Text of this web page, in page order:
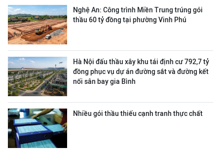
Nghệ An: Công trình Miền Trung trúng gói
thầu 60 tỷ đồng tại phường Vinh Phú
Hà Nội đấu thầu xây khu tái định cư 792,7 tỷ
đồng phục vụ dự án đường sắt và đường kết
nối sân bay gia Bình
Nhiều gói thầu thiếu cạnh tranh thực chất